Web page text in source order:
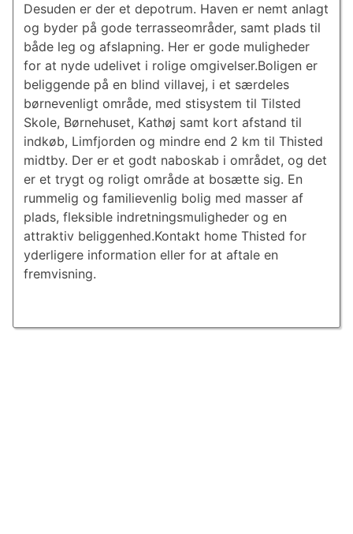
Desuden er der et depotrum. Haven er nemt anlagt
og byder på gode terrasseområder, samt plads til
både leg og afslapning. Her er gode muligheder
for at nyde udelivet i rolige omgivelser.Boligen er
beliggende på en blind villavej, i et særdeles
børnevenligt område, med stisystem til Tilsted
Skole, Børnehuset, Kathøj samt kort afstand til
indkøb, Limfjorden og mindre end 2 km til Thisted
midtby. Der er et godt naboskab i området, og det
er et trygt og roligt område at bosætte sig. En
rummelig og familievenlig bolig med masser af
plads, fleksible indretningsmuligheder og en
attraktiv beliggenhed.Kontakt home Thisted for
yderligere information eller for at aftale en
fremvisning.